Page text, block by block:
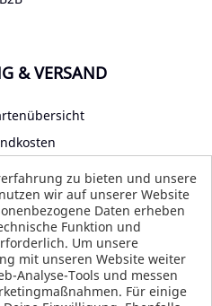
& VERSAND
MEDIA
zu bieten und unsere
wir auf unserer Website
Daten erheben
Funktion und
Um unsere
mit unseren Website weiter
Analyse-Tools und messen
Für einige